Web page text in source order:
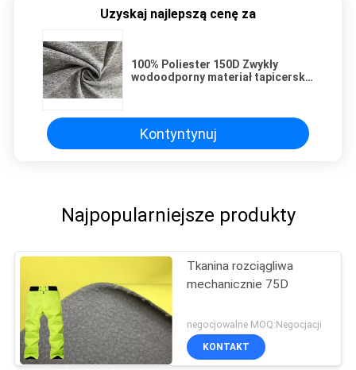
Uzyskaj najlepszą cenę za
100% Poliester 150D Zwykły
wodoodporny materiał tapicerski
Kontyntynuj
Najpopularniejsze produkty
Tkanina rozciągliwa
mechanicznie 75D
negocjowalne MOQ:Negocjacji
KONTAKT